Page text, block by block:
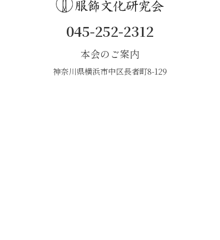
045-252-2312
本会のご案内
神奈川県横浜市中区長者町8-129